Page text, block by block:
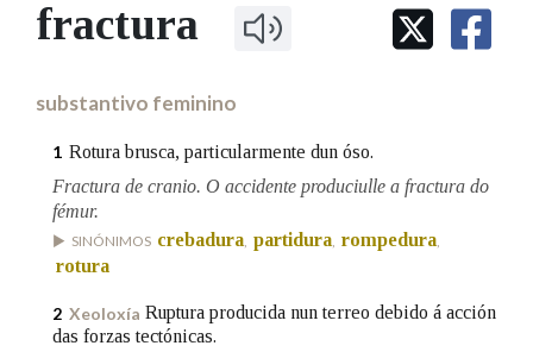
IDENTIDADE CORPORATIVA
MARCIAL DEL ADALID
FIGURAS HOMENAXEADAS
PRIMAVERA DAS LETRAS
PORTAL DAS PALABRAS
Facebook
TwitterYoutubeInstagram
Bluesky
BUSCAR NOS LEMAS
Contén
fractura
substantivo feminino
1 Rotura brusca, particularmente dun óso.
Fractura de cranio. O accidente produciulle a fractura do
fémur.
SINÓNIMOS crebadura partidura rompedura
rotura
2 Xeoloxía Ruptura producida nun terreo debido á acción
das forzas tectónicas.